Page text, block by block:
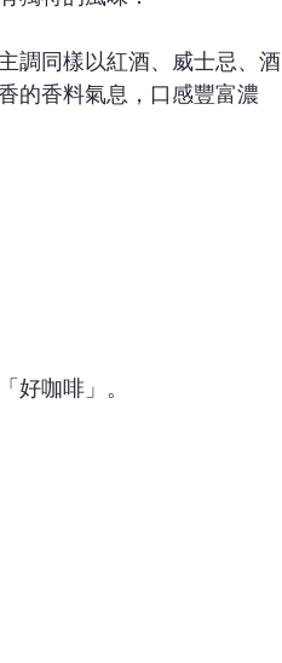
調同樣以紅酒、威士忌、酒
的香料氣息，口感豐富濃
好咖啡」。